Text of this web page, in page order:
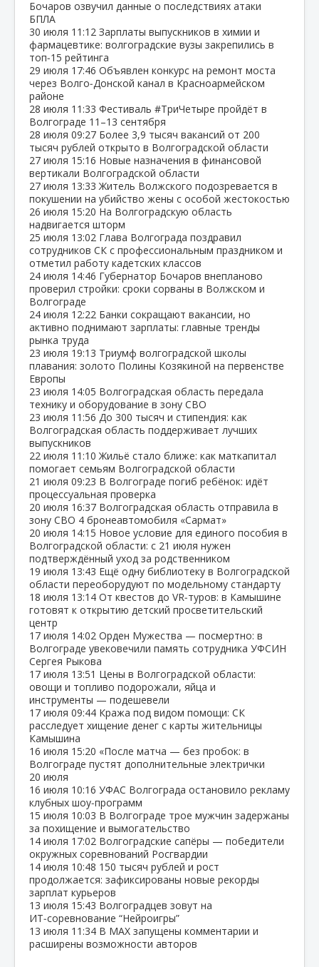
Бочаров озвучил данные о последствиях атаки
БПЛА
30 июля 11:12 Зарплаты выпускников в химии и
фармацевтике: волгоградские вузы закрепились в
топ‑15 рейтинга
29 июля 17:46 Объявлен конкурс на ремонт моста
через Волго‑Донской канал в Красноармейском
районе
28 июля 11:33 Фестиваль #ТриЧетыре пройдёт в
Волгограде 11–13 сентября
28 июля 09:27 Более 3,9 тысяч вакансий от 200
тысяч рублей открыто в Волгоградской области
27 июля 15:16 Новые назначения в финансовой
вертикали Волгоградской области
27 июля 13:33 Житель Волжского подозревается в
покушении на убийство жены с особой жестокостью
26 июля 15:20 На Волгоградскую область
надвигается шторм
25 июля 13:02 Глава Волгограда поздравил
сотрудников СК с профессиональным праздником и
отметил работу кадетских классов
24 июля 14:46 Губернатор Бочаров внепланово
проверил стройки: сроки сорваны в Волжском и
Волгограде
24 июля 12:22 Банки сокращают вакансии, но
активно поднимают зарплаты: главные тренды
рынка труда
23 июля 19:13 Триумф волгоградской школы
плавания: золото Полины Козякиной на первенстве
Европы
23 июля 14:05 Волгоградская область передала
технику и оборудование в зону СВО
23 июля 11:56 До 300 тысяч и стипендия: как
Волгоградская область поддерживает лучших
выпускников
22 июля 11:10 Жильё стало ближе: как маткапитал
помогает семьям Волгоградской области
21 июля 09:23 В Волгограде погиб ребёнок: идёт
процессуальная проверка
20 июля 16:37 Волгоградская область отправила в
зону СВО 4 бронеавтомобиля «Сармат»
20 июля 14:15 Новое условие для единого пособия в
Волгоградской области: с 21 июля нужен
подтверждённый уход за родственником
19 июля 13:43 Ещё одну библиотеку в Волгоградской
области переоборудуют по модельному стандарту
18 июля 13:14 От квестов до VR‑туров: в Камышине
готовят к открытию детский просветительский
центр
17 июля 14:02 Орден Мужества — посмертно: в
Волгограде увековечили память сотрудника УФСИН
Сергея Рыкова
17 июля 13:51 Цены в Волгоградской области:
овощи и топливо подорожали, яйца и
инструменты — подешевели
17 июля 09:44 Кража под видом помощи: СК
расследует хищение денег с карты жительницы
Камышина
16 июля 15:20 «После матча — без пробок: в
Волгограде пустят дополнительные электрички
20 июля
16 июля 10:16 УФАС Волгограда остановило рекламу
клубных шоу‑программ
15 июля 10:03 В Волгограде трое мужчин задержаны
за похищение и вымогательство
14 июля 17:02 Волгоградские сапёры — победители
окружных соревнований Росгвардии
14 июля 10:48 150 тысяч рублей и рост
продолжается: зафиксированы новые рекорды
зарплат курьеров
13 июля 15:43 Волгоградцев зовут на
ИТ‑соревнование “Нейроигры”
13 июля 11:34 В МАХ запущены комментарии и
расширены возможности авторов